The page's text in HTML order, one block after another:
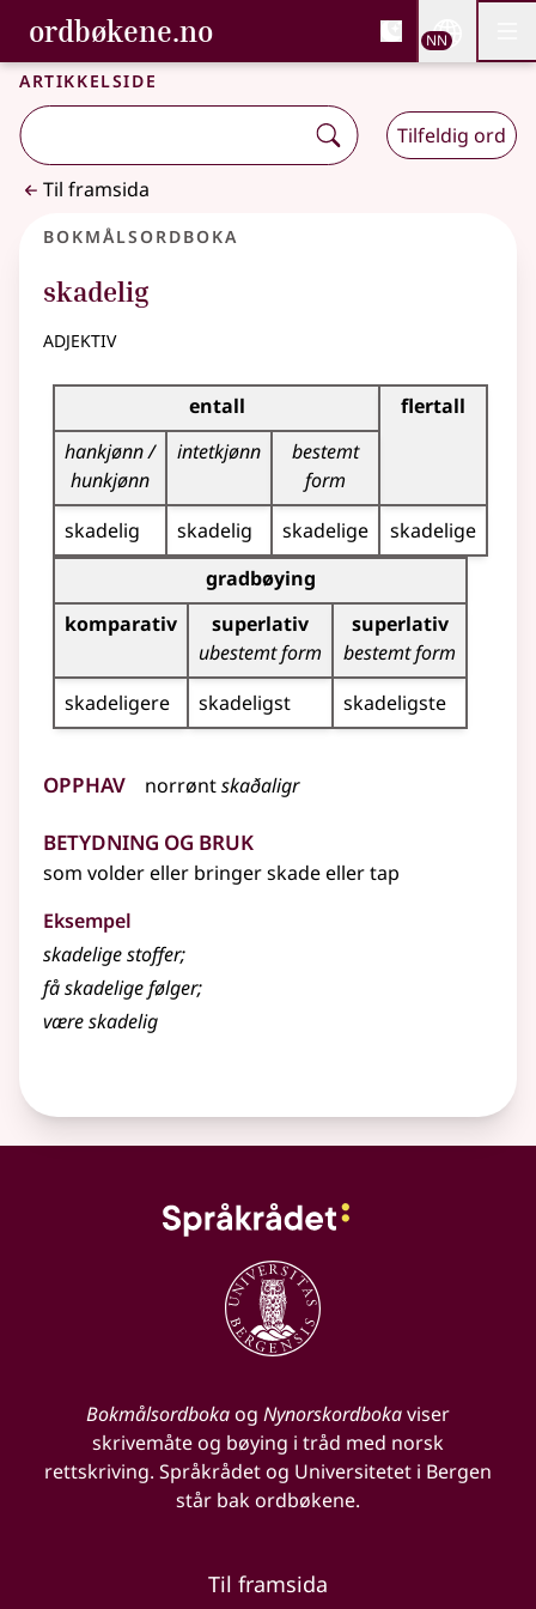
Gå til hovudinnhald
Tilgjenge
ordbøkene.no, Bokmålsordboka og
Bokmålsordboka og Nynorskordboka
NN
Artikkelside
Tilfeldig ord
Til framsida
Bokmålsordboka
skadelig
adjektiv
Bøyingstabell for dette adjektivet
entall
flertall
hankjønn /
hunkjønn
intetkjønn
bestemt
form
skadelig
skadelig skadelige
skadelige
Bøyingstabell for dette adjektivet (gradbøying)
gradbøying
komparativ
superlativ
ubestemt form
superlativ
bestemt form
skadeligere
skadeligst skadeligste
Opphav norrøntskaðaligr
Betydning og bruk
som voldereller bringer skadeellertap
Eksempel
skadeligestoffer;
fåskadeligefølger;
være skadelig
Bokmålsordbokaog Nynorskordbokaviser
skrivemåte og bøying i tråd med norsk
rettskriving. Språkrådet og Universitetet i Bergen
står bak ordbøkene.
Til framsida